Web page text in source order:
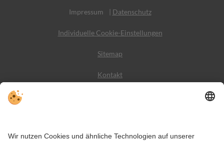
Impressum
| Datenschutz
Individuelle Cookie-Einstellungen
Sitemap
Kontakt